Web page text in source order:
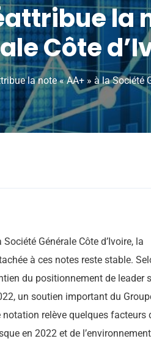
la
Côte
la note « AA+ » à la Société
Générale Côte d’Ivoire, la
à ces notes reste stable.
du positionnement de leader
un soutien important du
notation relève quelques facteurs
en 2022 et de l’environnement